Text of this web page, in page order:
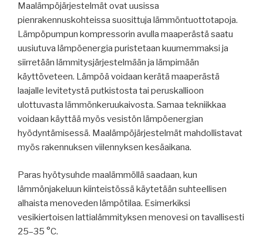
Maalämpöjärjestelmät ovat uusissa
pienrakennuskohteissa suosittuja lämmöntuottotapoja.
Lämpöpumpun kompressorin avulla maaperästä saatu
uusiutuva lämpöenergia puristetaan kuumemmaksi ja
siirretään lämmitysjärjestelmään ja lämpimään
käyttöveteen. Lämpöä voidaan kerätä maaperästä
laajalle levitetystä putkistosta tai peruskallioon
ulottuvasta lämmönkeruukaivosta. Samaa tekniikkaa
voidaan käyttää myös vesistön lämpöenergian
hyödyntämisessä. Maalämpöjärjestelmät mahdollistavat
myös rakennuksen viilennyksen kesäaikana.
Paras hyötysuhde maalämmöllä saadaan, kun
lämmönjakeluun kiinteistössä käytetään suhteellisen
alhaista menoveden lämpötilaa. Esimerkiksi
vesikiertoisen lattialämmityksen menovesi on tavallisesti
25–35 °C.